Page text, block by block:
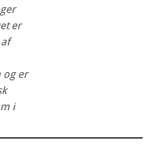
er
og er
i